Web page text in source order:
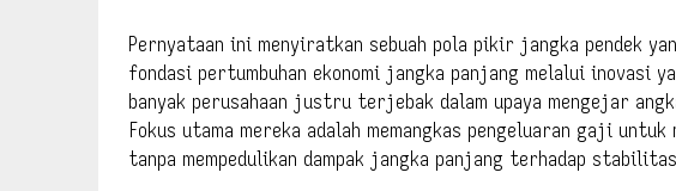
Pernyataan ini menyiratkan sebuah pola pikir jangka pendek
fondasi pertumbuhan ekonomi jangka panjang melalui inovasi
banyak perusahaan justru terjebak dalam upaya mengejar
Fokus utama mereka adalah memangkas pengeluaran gaji
tanpa mempedulikan dampak jangka panjang terhadap